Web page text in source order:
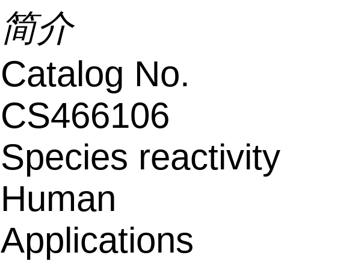
简介
Catalog No.
CS466106
Species reactivity
Human
Applications